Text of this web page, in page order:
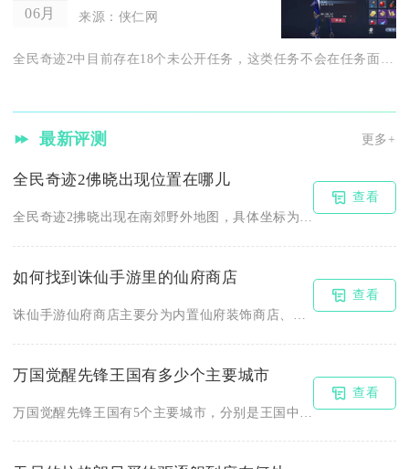
06月 来源：侠仁网
最新评测 更多+
全民奇迹2佛晓出现位置在哪儿
查看
如何找到诛仙手游里的仙府商店
查看
万国觉醒先锋王国有多少个主要城市
查看